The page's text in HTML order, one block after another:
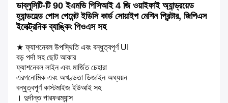
ডাব্লুসিটি-টি 90 ইএমভি পিসিআই 4 জি ওয়াইফাই অ্যান্ড্রয়েড
হ্যান্ডহেল্ড পোস পেমেন্ট ইডিসি কার্ড সোয়াইপ মেশিন প্রিন্টার, জিপিএস
ইলেক্ট্রনিক ব্যাঙ্কিং পিওএস সহ
★ ফ্যাশনেবল উপস্থিতি এবং বন্ধুত্বপূর্ণ UI
বড় পর্দা সহ ছোট আকার
ফ্যাশনেবল লাইন এবং মার্জিত চেহারা
এরগনোমিক এবং অখণ্ডতা ডিজাইন অধ্যয়ন
বন্ধুত্বপূর্ণ কাস্টমাইজ ইউআই সহ
। দুর্দান্ত পারফরম্যান্স